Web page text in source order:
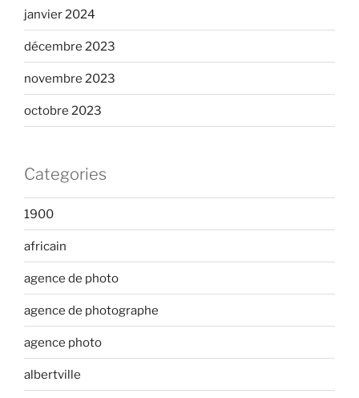
janvier 2024
décembre 2023
novembre 2023
octobre 2023
Categories
1900
africain
agence de photo
agence de photographe
agence photo
albertville